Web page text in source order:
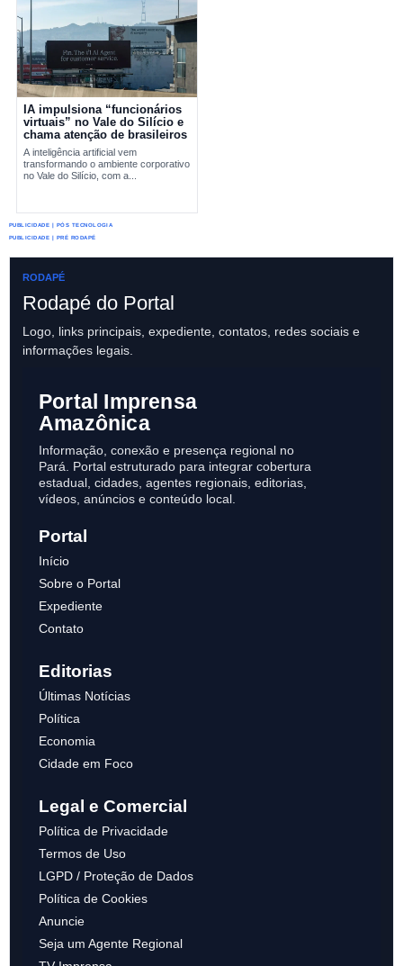
IA impulsiona “funcionários
virtuais” no Vale do Silício e
chama atenção de brasileiros
A inteligência artificial vem
transformando o ambiente corporativo
no Vale do Silício, com a...
PUBLICIDADE | PÓS TECNOLOGIA
PUBLICIDADE | PRÉ RODAPÉ
RODAPÉ
Rodapé do Portal
Logo, links principais, expediente, contatos, redes sociais e
informações legais.
Portal Imprensa
Amazônica
Informação, conexão e presença regional no
Pará. Portal estruturado para integrar cobertura
estadual, cidades, agentes regionais, editorias,
vídeos, anúncios e conteúdo local.
Portal
Início
Sobre o Portal
Expediente
Contato
Editorias
Últimas Notícias
Política
Economia
Cidade em Foco
Legal e Comercial
Política de Privacidade
Termos de Uso
LGPD / Proteção de Dados
Política de Cookies
Anuncie
Seja um Agente Regional